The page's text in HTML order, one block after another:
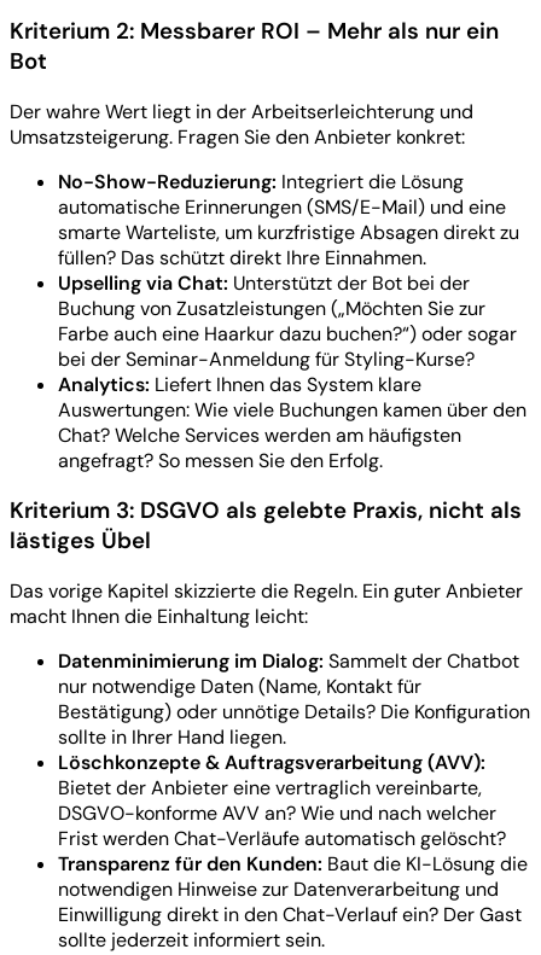
Kriterium 2: Messbarer ROI – Mehr als nur ein
Bot
Der wahre Wert liegt in der Arbeitserleichterung und
Umsatzsteigerung. Fragen Sie den Anbieter konkret:
No-Show-Reduzierung: Integriert die Lösung
automatische Erinnerungen (SMS/E-Mail) und eine
smarte Warteliste, um kurzfristige Absagen direkt zu
füllen? Das schützt direkt Ihre Einnahmen.
Upselling via Chat: Unterstützt der Bot bei der
Buchung von Zusatzleistungen („Möchten Sie zur
Farbe auch eine Haarkur dazu buchen?“) oder sogar
bei der Seminar-Anmeldung für Styling-Kurse?
Analytics: Liefert Ihnen das System klare
Auswertungen: Wie viele Buchungen kamen über den
Chat? Welche Services werden am häufigsten
angefragt? So messen Sie den Erfolg.
Kriterium 3: DSGVO als gelebte Praxis, nicht als
lästiges Übel
Das vorige Kapitel skizzierte die Regeln. Ein guter Anbieter
macht Ihnen die Einhaltung leicht:
Datenminimierung im Dialog: Sammelt der Chatbot
nur notwendige Daten (Name, Kontakt für
Bestätigung) oder unnötige Details? Die Konfiguration
sollte in Ihrer Hand liegen.
Löschkonzepte & Auftragsverarbeitung (AVV):
Bietet der Anbieter eine vertraglich vereinbarte,
DSGVO-konforme AVV an? Wie und nach welcher
Frist werden Chat-Verläufe automatisch gelöscht?
Transparenz für den Kunden: Baut die KI-Lösung die
notwendigen Hinweise zur Datenverarbeitung und
Einwilligung direkt in den Chat-Verlauf ein? Der Gast
sollte jederzeit informiert sein.